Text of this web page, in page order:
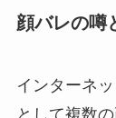
顔バレの噂
インターネ